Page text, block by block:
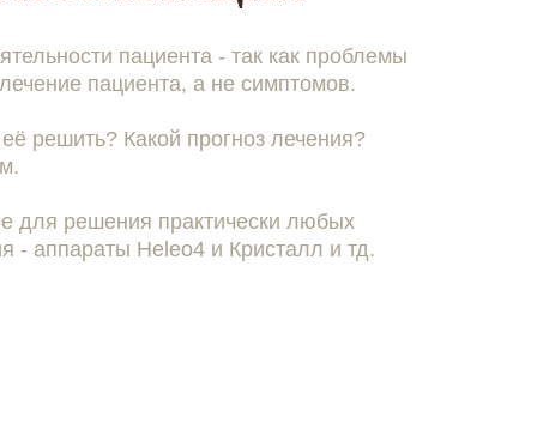
пациента - так как проблемы
пациента, а не симптомов.
решить? Какой прогноз лечения?
для решения практически любых
- аппараты Heleo4 и Кристалл и тд.